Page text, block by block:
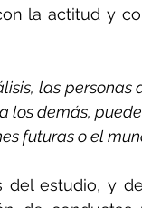
la actitud y
las
los demás,
futuras o el
del estudio, y